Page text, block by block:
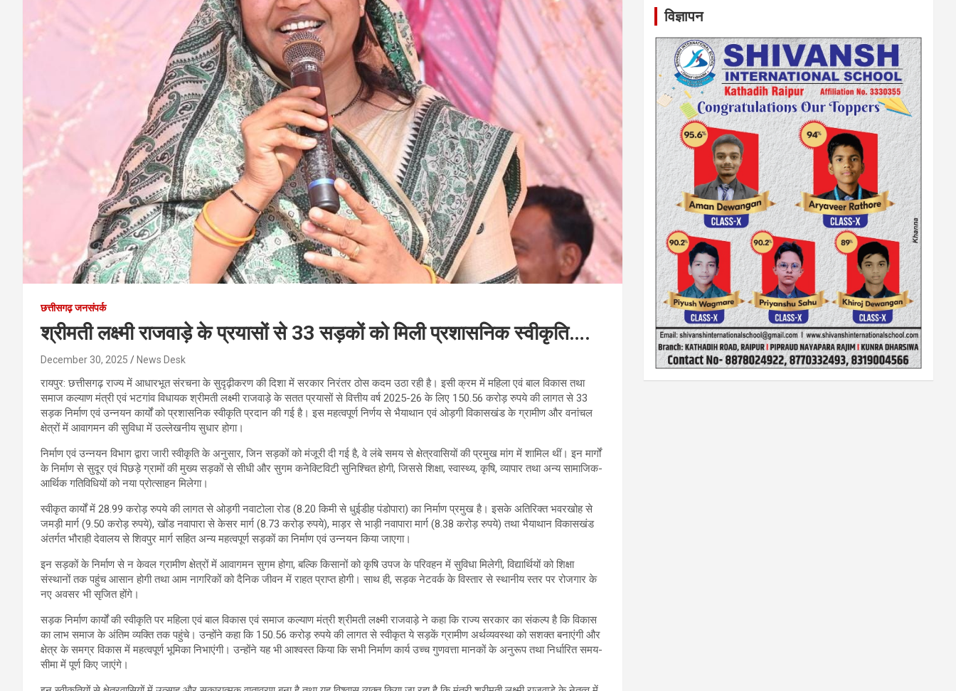
छत्तीसगढ़ जनसंपर्क
श्रीमती लक्ष्मी राजवाड़े के प्रयासों से 33 सड़कों को मिली प्रशासनिक स्वीकृति….
December 30, 2025 News Desk
रायपुर: छत्तीसगढ़ राज्य में आधारभूत संरचना के सुदृढ़ीकरण की दिशा में सरकार निरंतर ठोस कदम उठा रही है। इसी क्रम में महिला एवं बाल विकास तथा
समाज कल्याण मंत्री एवं भटगांव विधायक श्रीमती लक्ष्मी राजवाड़े के सतत प्रयासों से वित्तीय वर्ष 2025-26 के लिए 150.56 करोड़ रुपये की लागत से 33
सड़क निर्माण एवं उन्नयन कार्यों को प्रशासनिक स्वीकृति प्रदान की गई है। इस महत्वपूर्ण निर्णय से भैयाथान एवं ओड़गी विकासखंड के ग्रामीण और वनांचल
क्षेत्रों में आवागमन की सुविधा में उल्लेखनीय सुधार होगा।
निर्माण एवं उन्नयन विभाग द्वारा जारी स्वीकृति के अनुसार, जिन सड़कों को मंजूरी दी गई है, वे लंबे समय से क्षेत्रवासियों की प्रमुख मांग में शामिल थीं। इन मार्गों
के निर्माण से सुदूर एवं पिछड़े ग्रामों की मुख्य सड़कों से सीधी और सुगम कनेक्टिविटी सुनिश्चित होगी, जिससे शिक्षा, स्वास्थ्य, कृषि, व्यापार तथा अन्य सामाजिक-
आर्थिक गतिविधियों को नया प्रोत्साहन मिलेगा।
स्वीकृत कार्यों में 28.99 करोड़ रुपये की लागत से ओड़गी नवाटोला रोड (8.20 किमी से धुईडीह पंडोपारा) का निर्माण प्रमुख है। इसके अतिरिक्त भवरखोह से
जमड़ी मार्ग (9.50 करोड़ रुपये), खोंड नवापारा से केसर मार्ग (8.73 करोड़ रुपये), माड़र से भाड़ी नवापारा मार्ग (8.38 करोड़ रुपये) तथा भैयाथान विकासखंड
अंतर्गत भौराही देवालय से शिवपुर मार्ग सहित अन्य महत्वपूर्ण सड़कों का निर्माण एवं उन्नयन किया जाएगा।
इन सड़कों के निर्माण से न केवल ग्रामीण क्षेत्रों में आवागमन सुगम होगा, बल्कि किसानों को कृषि उपज के परिवहन में सुविधा मिलेगी, विद्यार्थियों को शिक्षा
संस्थानों तक पहुंच आसान होगी तथा आम नागरिकों को दैनिक जीवन में राहत प्राप्त होगी। साथ ही, सड़क नेटवर्क के विस्तार से स्थानीय स्तर पर रोजगार के
नए अवसर भी सृजित होंगे।
सड़क निर्माण कार्यों की स्वीकृति पर महिला एवं बाल विकास एवं समाज कल्याण मंत्री श्रीमती लक्ष्मी राजवाड़े ने कहा कि राज्य सरकार का संकल्प है कि विकास
का लाभ समाज के अंतिम व्यक्ति तक पहुंचे। उन्होंने कहा कि 150.56 करोड़ रुपये की लागत से स्वीकृत ये सड़कें ग्रामीण अर्थव्यवस्था को सशक्त बनाएंगी और
क्षेत्र के समग्र विकास में महत्वपूर्ण भूमिका निभाएंगी। उन्होंने यह भी आश्वस्त किया कि सभी निर्माण कार्य उच्च गुणवत्ता मानकों के अनुरूप तथा निर्धारित समय-
सीमा में पूर्ण किए जाएंगे।
विज्ञापन